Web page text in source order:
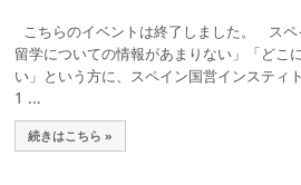
こちらのイベントは終了しました。 ス
留学についての情報があまりない」「どこ
い」という方に、スペイン国営インスティ
1 ...
続きはこちら »